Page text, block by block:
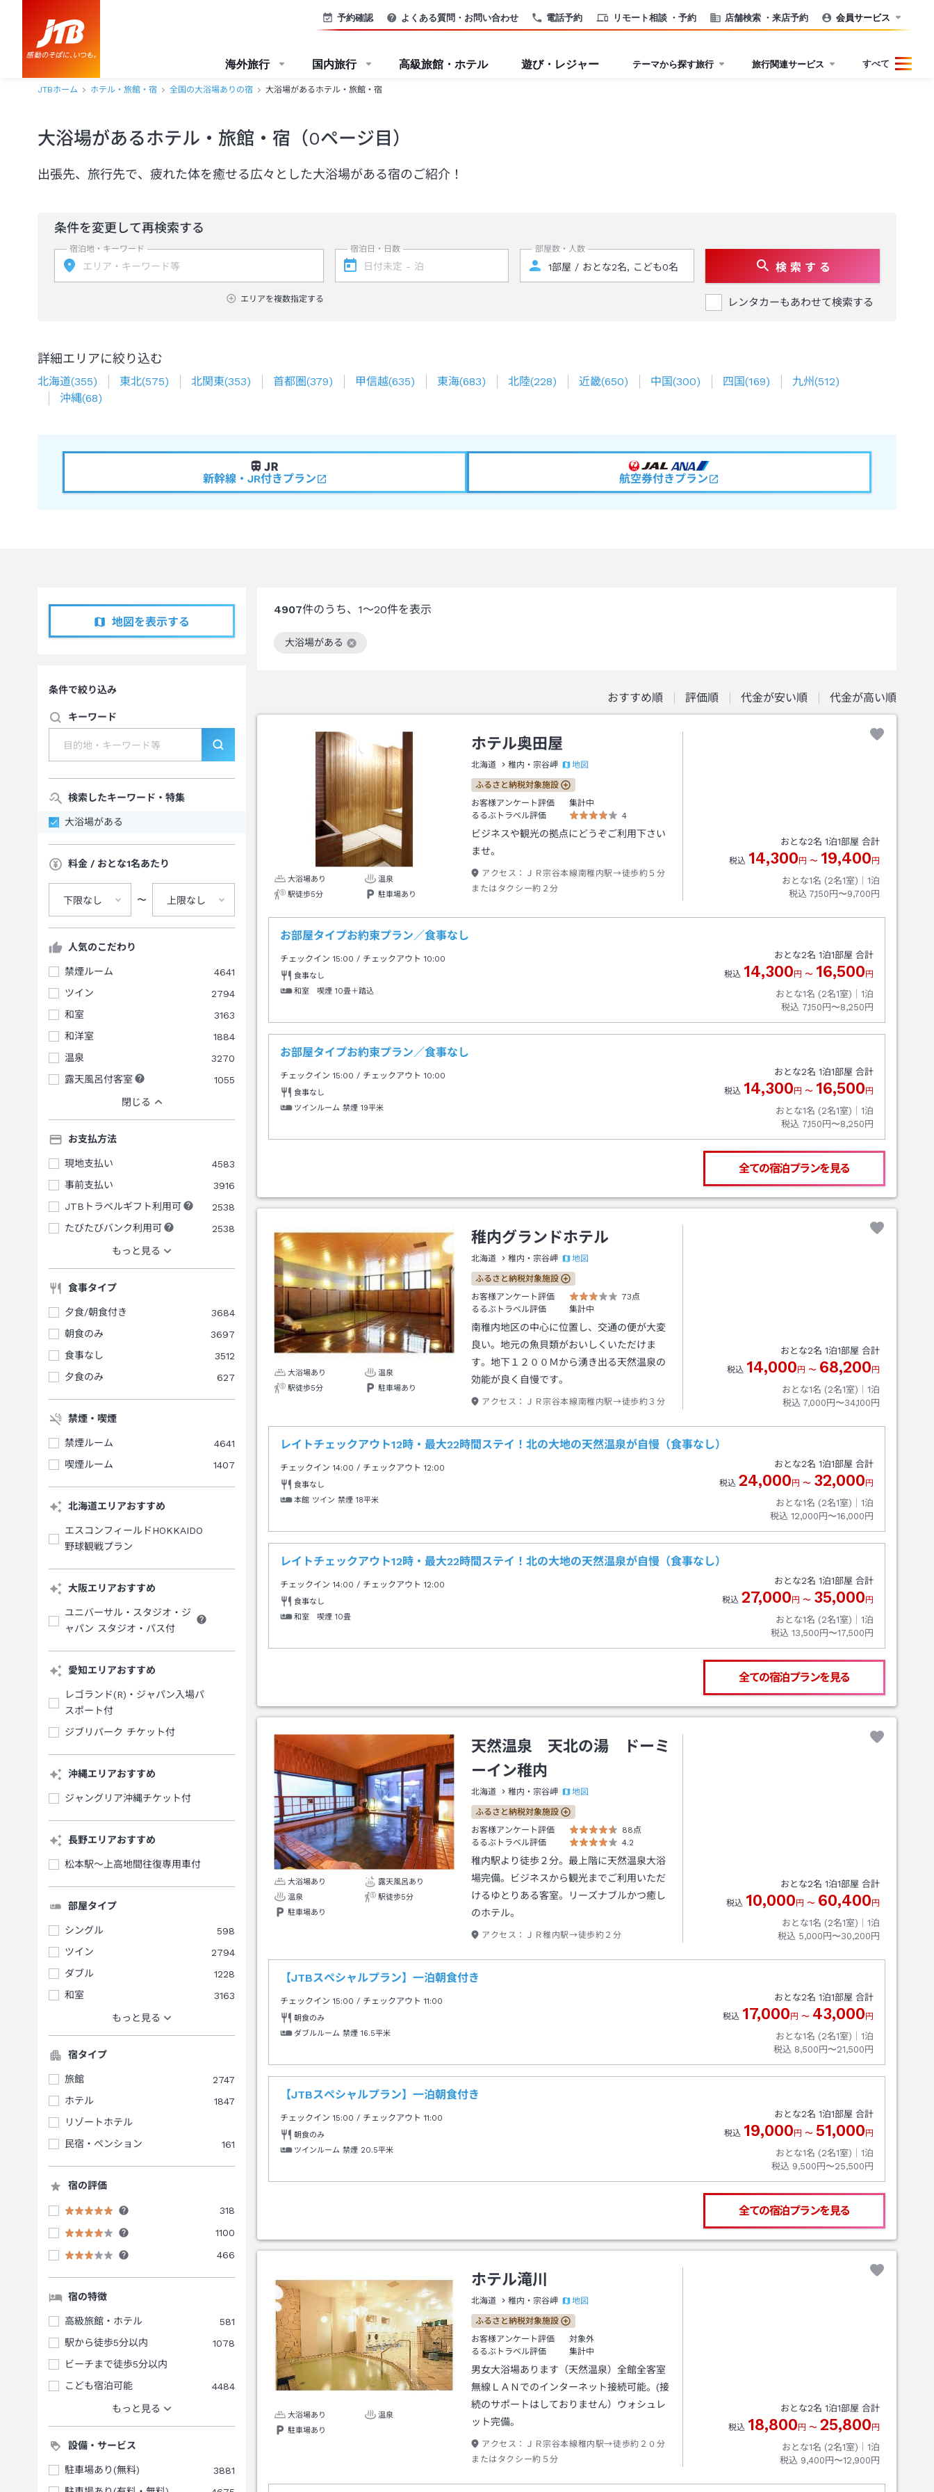
電話予約 リモート相談 ・予約 店舗検索 ・来店予約
予約確認 よくある質問・お問い合わせ 会員サービス
海外旅行 国内旅行 高級旅館・ホテル 遊び・レジャー テーマから探す旅行 旅行関連サービス すべて
JTBホーム ホテル・旅館・宿 全国の大浴場ありの宿 大浴場があるホテル・旅館・宿
大浴場があるホテル・旅館・宿（0ページ目）
出張先、旅行先で、疲れた体を癒せる広々とした大浴場がある宿のご紹介！
条件を変更して再検索する
宿泊地・キーワード
エリアを複数指定する
宿泊日・日数 部屋数・人数
検 索 す る
レンタカーもあわせて検索する
詳細エリアに絞り込む
北海道(355) 東北(575) 北関東(353) 首都圏(379) 甲信越(635) 東海(683) 北陸(228) 近畿(650) 中国(300) 四国(169) 九州(512)
沖縄(68)
新幹線・JR付きプラン 航空券付きプラン
地図を表示する
条件で絞り込み
キーワード
検索したキーワード・特集
大浴場がある
料金 / おとな1名あたり
下限なし 〜 上限なし
人気のこだわり
禁煙ルーム
4641
ツイン
2794
和室
3163
和洋室
1884
温泉
3270
露天風呂付客室
1055
閉じる
お支払方法
現地支払い
4583
事前支払い
3916
JTBトラベルギフト利用可
2538
たびたびバンク利用可
2538
もっと見る
食事タイプ
夕食/朝食付き
3684
朝食のみ
3697
食事なし
3512
夕食のみ
627
禁煙・喫煙
禁煙ルーム
4641
喫煙ルーム
1407
北海道エリアおすすめ
エスコンフィールドHOKKAIDO
野球観戦プラン
大阪エリアおすすめ
ユニバーサル・スタジオ・ジ
ャパン スタジオ・パス付
愛知エリアおすすめ
レゴランド(R)・ジャパン入場パ
スポート付
ジブリパーク チケット付
沖縄エリアおすすめ
ジャングリア沖縄チケット付
長野エリアおすすめ
松本駅～上高地間往復専用車付
部屋タイプ
シングル
598
ツイン
2794
ダブル
1228
和室
3163
もっと見る
宿タイプ
旅館
2747
ホテル
1847
リゾートホテル
民宿・ペンション
161
宿の評価
318
1100
466
宿の特徴
高級旅館・ホテル
581
駅から徒歩5分以内
1078
ビーチまで徒歩5分以内
こども宿泊可能
4484
もっと見る
設備・サービス
駐車場あり(無料)
3881
4907件のうち、 1～20件を表示
大浴場がある
この絞り込み条件を解除
おすすめ順 評価順 代金が安い順 代金が高い順
大浴場あり
温泉
駅徒歩5分
駐車場あり
ホテル奥田屋
北海道 稚内・宗谷岬 地図
ふるさと納税対象施設
お客様アンケート評価
集計中
るるぶトラベル評価
4
ビジネスや観光の拠点にどうぞご利用下さい
ませ。
アクセス：
ＪＲ宗谷本線南稚内駅→徒歩約５分
またはタクシー約２分
おとな2名 1泊1部屋 合計
税込 14,300 円 〜 19,400 円
おとな1名 (2名1室)｜ 1泊
税込 7,150円〜9,700円
お部屋タイプお約束プラン／食事なし
チェックイン15:00 / チェックアウト 10:00
食事なし
和室 喫煙 10畳＋踏込
おとな2名 1泊1部屋 合計
税込 14,300 円 〜 16,500 円
おとな1名 (2名1室)｜ 1泊
税込 7,150円〜8,250円
お部屋タイプお約束プラン／食事なし
チェックイン15:00 / チェックアウト 10:00
食事なし
ツインルーム 禁煙 19平米
おとな2名 1泊1部屋 合計
税込 14,300 円 〜 16,500 円
おとな1名 (2名1室)｜ 1泊
税込 7,150円〜8,250円
全ての宿泊プランを見る
大浴場あり
温泉
駅徒歩5分
駐車場あり
稚内グランドホテル
北海道 稚内・宗谷岬 地図
ふるさと納税対象施設
お客様アンケート評価
73点
るるぶトラベル評価
集計中
南稚内地区の中心に位置し、交通の便が大変
良い。地元の魚貝類がおいしくいただけま
す。地下１２００Ｍから湧き出る天然温泉の
効能が良く自慢です。
アクセス： ＪＲ宗谷本線南稚内駅→徒歩約３分
おとな2名 1泊1部屋 合計
税込 14,000 円 〜 68,200 円
おとな1名 (2名1室)｜ 1泊
税込 7,000円〜34,100円
レイトチェックアウト12時・最大22時間ステイ！北の大地の天然温泉が自慢（食事なし）
チェックイン14:00 / チェックアウト 12:00
食事なし
本館 ツイン 禁煙 18平米
おとな2名 1泊1部屋 合計
税込 24,000 円 〜 32,000 円
おとな1名 (2名1室)｜ 1泊
税込 12,000円〜16,000円
レイトチェックアウト12時・最大22時間ステイ！北の大地の天然温泉が自慢（食事なし）
チェックイン14:00 / チェックアウト 12:00
食事なし
和室 喫煙 10畳
おとな2名 1泊1部屋 合計
税込 27,000 円 〜 35,000 円
おとな1名 (2名1室)｜ 1泊
税込 13,500円〜17,500円
全ての宿泊プランを見る
大浴場あり
露天風呂あり
温泉
駅徒歩5分
駐車場あり
天然温泉 天北の湯 ドーミ
ーイン稚内
北海道 稚内・宗谷岬 地図
ふるさと納税対象施設
お客様アンケート評価
88点
るるぶトラベル評価
4.2
稚内駅より徒歩２分。最上階に天然温泉大浴
場完備。ビジネスから観光までご利用いただ
けるゆとりある客室。リーズナブルかつ癒し
のホテル。
アクセス： ＪＲ稚内駅→徒歩約２分
おとな2名 1泊1部屋 合計
税込 10,000 円 〜 60,400 円
おとな1名 (2名1室)｜ 1泊
税込 5,000円〜30,200円
【JTBスペシャルプラン】一泊朝食付き
チェックイン15:00 / チェックアウト 11:00
朝食のみ
ダブルルーム 禁煙 16.5平米
おとな2名 1泊1部屋 合計
税込 17,000 円 〜 43,000 円
おとな1名 (2名1室)｜ 1泊
税込 8,500円〜21,500円
【JTBスペシャルプラン】一泊朝食付き
チェックイン15:00 / チェックアウト 11:00
朝食のみ
ツインルーム 禁煙 20.5平米
おとな2名 1泊1部屋 合計
税込 19,000 円 〜 51,000 円
おとな1名 (2名1室)｜ 1泊
税込 9,500円〜25,500円
全ての宿泊プランを見る
大浴場あり
温泉
駐車場あり
ホテル滝川
北海道 稚内・宗谷岬 地図
ふるさと納税対象施設
お客様アンケート評価
対象外
るるぶトラベル評価
集計中
男女大浴場あります（天然温泉）全館全客室
無線ＬＡＮでのインターネット接続可能。(接
続のサポートはしておりません）ウォシュレ
ット完備。
アクセス：
ＪＲ宗谷本線稚内駅→徒歩約２０分
またはタクシー約５分
おとな2名 1泊1部屋 合計
税込 18,800 円 〜 25,800 円
おとな1名 (2名1室)｜ 1泊
税込 9,400円〜12,900円